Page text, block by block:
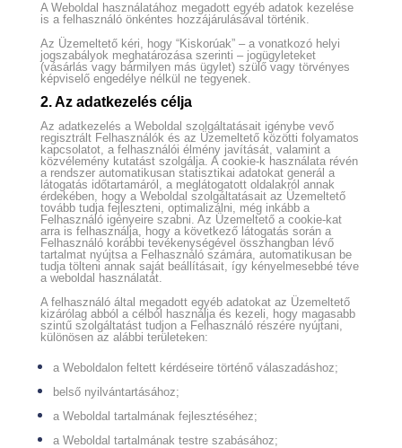
A Weboldal használatához megadott egyéb adatok kezelése
is a felhasználó önkéntes hozzájárulásával történik.
Az Üzemeltető kéri, hogy “Kiskorúak” – a vonatkozó helyi
jogszabályok meghatározása szerinti – jogügyleteket
(vásárlás vagy bármilyen más ügylet) szülő vagy törvényes
képviselő engedélye nélkül ne tegyenek.
2. Az adatkezelés célja
Az adatkezelés a Weboldal szolgáltatásait igénybe vevő
regisztrált Felhasználók és az Üzemeltető közötti folyamatos
kapcsolatot, a felhasználói élmény javítását, valamint a
közvélemény kutatást szolgálja. A cookie-k használata révén
a rendszer automatikusan statisztikai adatokat generál a
látogatás időtartamáról, a meglátogatott oldalakról annak
érdekében, hogy a Weboldal szolgáltatásait az Üzemeltető
tovább tudja fejleszteni, optimalizálni, még inkább a
Felhasználó igényeire szabni. Az Üzemeltető a cookie-kat
arra is felhasználja, hogy a következő látogatás során a
Felhasználó korábbi tevékenységével összhangban lévő
tartalmat nyújtsa a Felhasználó számára, automatikusan be
tudja tölteni annak saját beállításait, így kényelmesebbé téve
a weboldal használatát.
A felhasználó által megadott egyéb adatokat az Üzemeltető
kizárólag abból a célból használja és kezeli, hogy magasabb
szintű szolgáltatást tudjon a Felhasználó részére nyújtani,
különösen az alábbi területeken:
a Weboldalon feltett kérdéseire történő válaszadáshoz;
belső nyilvántartásához;
a Weboldal tartalmának fejlesztéséhez;
a Weboldal tartalmának testre szabásához;